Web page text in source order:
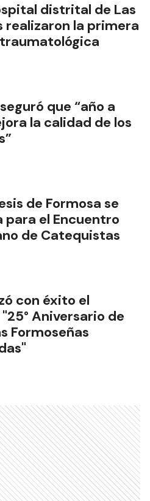
distrital de Las
realizaron la primera
que “año a
la calidad de los
de Formosa se
para el Encuentro
de Catequistas
con éxito el
Aniversario de
Formoseñas